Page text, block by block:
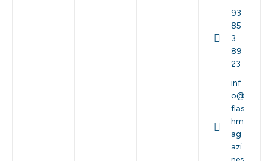
93
85
3
89
23
inf
o@
flas
hm
ag
azi